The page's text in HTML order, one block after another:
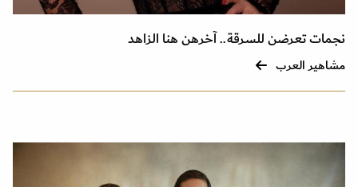
نجمات تعرضن للسرقة.. آخرهن هنا الزاهد
مشاهير العرب